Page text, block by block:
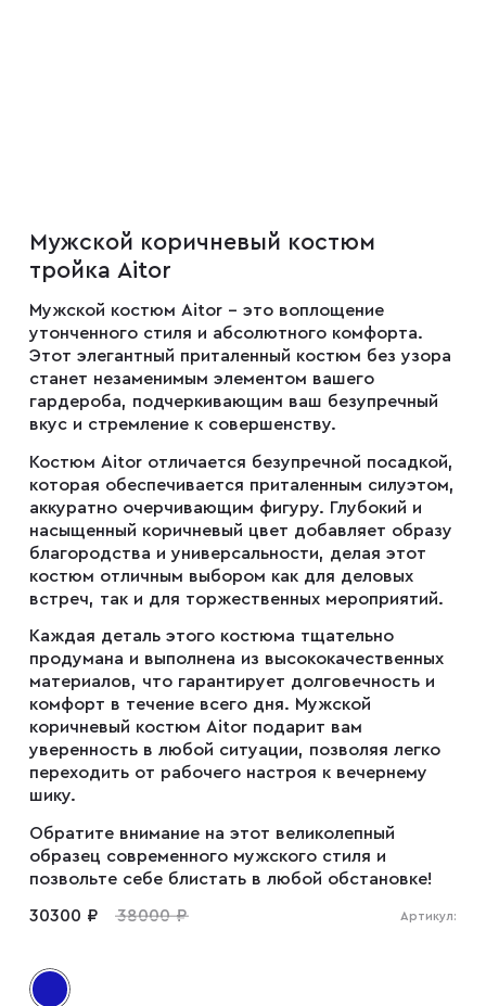
Мужские туфли
Дублёнки
Жилеты
Куртки
Рубашки
Парки
Плащи
Пуховики
Пиджаки
Джемперы
Мужской коричневый костюм
тройка Aitor
Мужской костюм Aitor – это воплощение
утонченного стиля и абсолютного комфорта.
Этот элегантный приталенный костюм без узора
станет незаменимым элементом вашего
гардероба, подчеркивающим ваш безупречный
вкус и стремление к совершенству.
Костюм Aitor отличается безупречной посадкой,
которая обеспечивается приталенным силуэтом,
аккуратно очерчивающим фигуру. Глубокий и
насыщенный коричневый цвет добавляет образу
благородства и универсальности, делая этот
костюм отличным выбором как для деловых
встреч, так и для торжественных мероприятий.
Каждая деталь этого костюма тщательно
продумана и выполнена из высококачественных
материалов, что гарантирует долговечность и
комфорт в течение всего дня. Мужской
коричневый костюм Aitor подарит вам
уверенность в любой ситуации, позволяя легко
переходить от рабочего настроя к вечернему
шику.
Обратите внимание на этот великолепный
образец современного мужского стиля и
позвольте себе блистать в любой обстановке!
30300 ₽ 38000 ₽ Артикул: